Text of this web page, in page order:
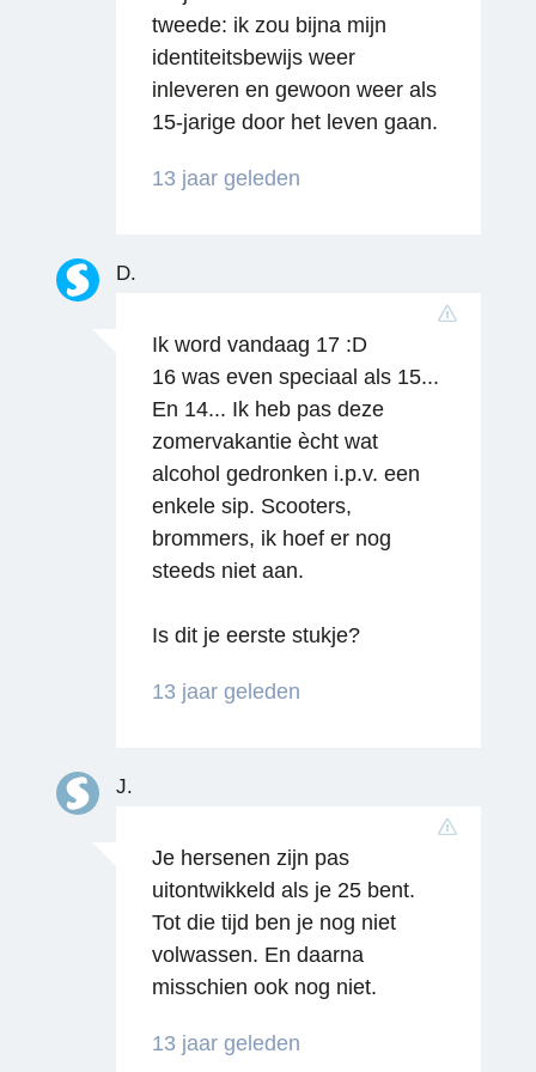
Reageren
tweede: ik zou bijna mijn
identiteitsbewijs weer
inleveren en gewoon weer als
15-jarige door het leven gaan.
13 jaar geleden
Reageren
D.
Ik word vandaag 17 :D
16 was even speciaal als 15...
En 14... Ik heb pas deze
zomervakantie ècht wat
alcohol gedronken i.p.v. een
enkele sip. Scooters,
brommers, ik hoef er nog
steeds niet aan.
Is dit je eerste stukje?
13 jaar geleden
J.
Je hersenen zijn pas
uitontwikkeld als je 25 bent.
Tot die tijd ben je nog niet
volwassen. En daarna
misschien ook nog niet.
13 jaar geleden